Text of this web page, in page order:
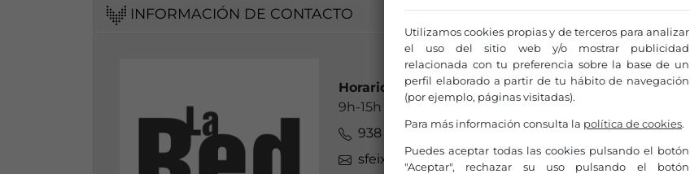
INFORMACIÓN DE CONTACTO
Horario de Oficina:
9h-15h
938 605 050 ext 1411
sfeixas@ajlagarriga.cat
Utilizamos cookies propias y de terceros para analizar
el uso del sitio web y/o mostrar publicidad
relacionada con tu preferencia sobre la base de un
perfil elaborado a partir de tu hábito de navegación
(por ejemplo, páginas visitadas).
Para más información consulta la política de cookies.
Puedes aceptar todas las cookies pulsando el botón
"Aceptar", rechazar su uso pulsando el botón